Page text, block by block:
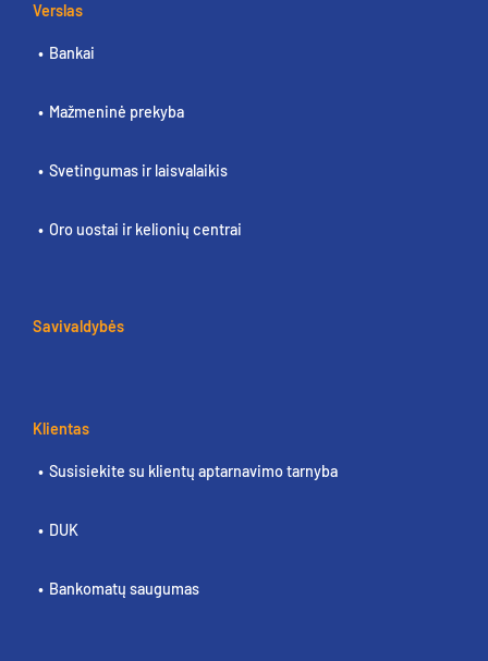
Verslas
Bankai
Mažmeninė prekyba
Svetingumas ir laisvalaikis
Oro uostai ir kelionių centrai
Savivaldybės
Klientas
Susisiekite su klientų aptarnavimo tarnyba
DUK
Bankomatų saugumas